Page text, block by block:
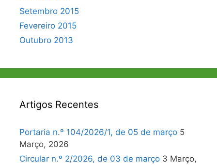
Setembro 2015
Fevereiro 2015
Outubro 2013
Artigos Recentes
Portaria n.º 104/2026/1, de 05 de março 5
Março, 2026
Circular n.º 2/2026, de 03 de março 3 Março,